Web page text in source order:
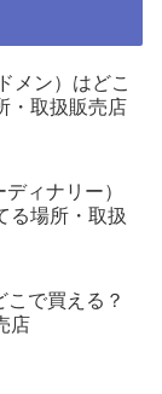
メン）はどこ
・取扱販売店
ィナリー）
る場所・取扱
で買える？
店